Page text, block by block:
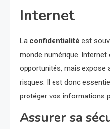
Internet
La confidentialité est
monde numérique.
opportunités, mais expose
risques. Il est donc
protéger vos informations
Assurer sa